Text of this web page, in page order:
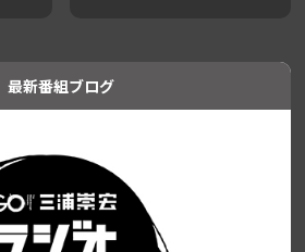
最新番組ブログ